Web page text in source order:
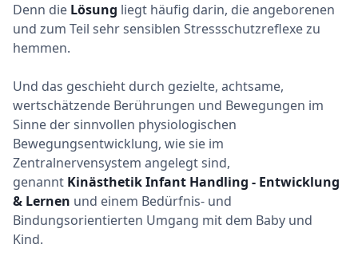
Denn die Lösung liegt häufig darin, die angeborenen
und zum Teil sehr sensiblen Stressschutzreflexe zu
hemmen.
Und das geschieht durch gezielte, achtsame,
wertschätzende Berührungen und Bewegungen im
Sinne der sinnvollen physiologischen
Bewegungsentwicklung, wie sie im
Zentralnervensystem angelegt sind,
genannt Kinästhetik Infant Handling - Entwicklung
& Lernen und einem Bedürfnis- und
Bindungsorientierten Umgang mit dem Baby und
Kind.